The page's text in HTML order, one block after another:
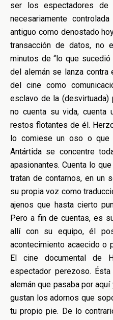
ser los espectadores de
necesariamente
antiguo como denostado
transacción de datos, no
minutos de “lo que
del alemán se lanza contra
del cine como
esclavo de la
no cuenta su vida, cuenta
restos flotantes de él.
lo comiese un oso o
Antártida se concentre
apasionantes. Cuenta lo
tratan de contarnos, en un
su propia voz como
ajenos que hasta cierto
Pero a fin de cuentas, es
allí con su equipo, él
acontecimiento acaecido o
El cine documental de
espectador perezoso.
alemán que pasaba por
gustan los adornos que
tu propio pie. De lo